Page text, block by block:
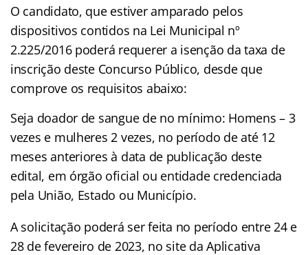
O candidato, que estiver amparado pelos
dispositivos contidos na Lei Municipal nº
2.225/2016 poderá requerer a isenção da taxa de
inscrição deste Concurso Público, desde que
comprove os requisitos abaixo:
Seja doador de sangue de no mínimo: Homens – 3
vezes e mulheres 2 vezes, no período de até 12
meses anteriores à data de publicação deste
edital, em órgão oficial ou entidade credenciada
pela União, Estado ou Município.
A solicitação poderá ser feita no período entre 24 e
28 de fevereiro de 2023, no site da Aplicativa